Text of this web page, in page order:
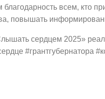
всем, кто
повышать
сердцем 2025»
#грантгубернатора